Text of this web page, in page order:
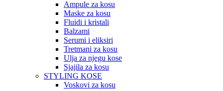
Ampule za kosu
Maske za kosu
Fluidi i kristali
Balzami
Serumi i eliksiri
Tretmani za kosu
Ulja za njegu kose
Sjajila za kosu
STYLING KOSE
Voskovi za kosu